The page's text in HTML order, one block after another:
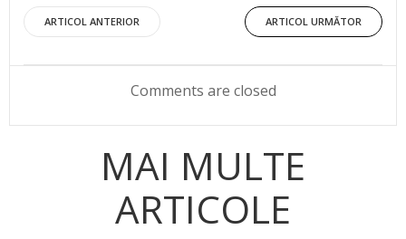
Post
navigation
ARTICOL ANTERIOR
Post
navigation
ARTICOL URMĂTOR
Comments are closed
MAI MULTE
ARTICOLE